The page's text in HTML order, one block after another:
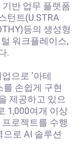
반 업무 플랫폼
턴트(U.STRA
등의 생성형
워크플레이스,
.
으로 '아테
손쉽게 구현
제공하고 있으
1,000여개 이상
로젝트를 수행
로 AI 솔루션